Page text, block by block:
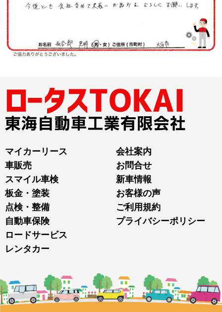
マイカーリース
車販売
スマイル車検
板金・塗装
点検・整備
自動車保険
ロードサービス
レンタカー
会社案内
お問合せ
新車情報
お客様の声
ご利用規約
プライバシーポリシー